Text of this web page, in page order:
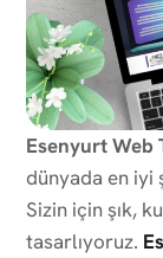
Esenyurt Web
dünyada en iyi
Sizin için şık,
tasarlıyoruz.